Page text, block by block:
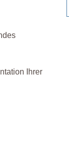
Ihrer